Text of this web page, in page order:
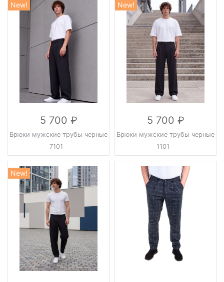
New!
5 700
Брюки мужские трубы черные
7101
New!
5 700
Брюки мужские трубы черные
1101
New!